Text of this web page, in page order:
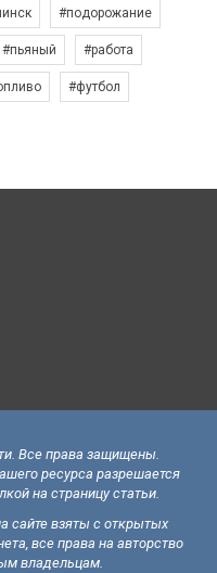
#подорожание
#пьяный #работа
#футбол
Все права защищены.
ресурса разрешается
на страницу статьи.
сайте взяты с открытых
все права на авторство
владельцам.